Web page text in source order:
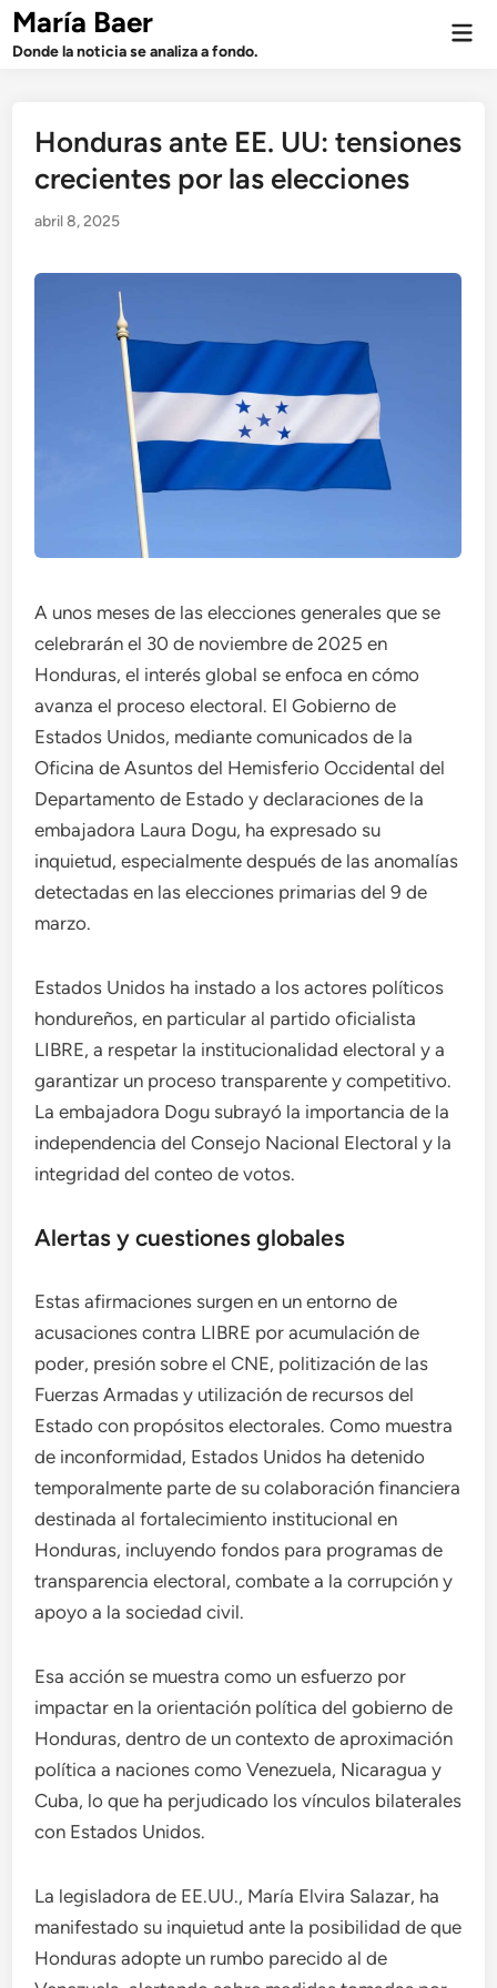
Saltar
contenido
María Baer
Donde la noticia se analiza a fondo.
Honduras ante EE. UU: tensiones
crecientes por las elecciones
abril 8, 2025
A unos meses de las elecciones generales que se
celebrarán el 30 de noviembre de 2025 en
Honduras, el interés global se enfoca en cómo
avanza el proceso electoral. El Gobierno de
Estados Unidos, mediante comunicados de la
Oficina de Asuntos del Hemisferio Occidental del
Departamento de Estado y declaraciones de la
embajadora Laura Dogu, ha expresado su
inquietud, especialmente después de las anomalías
detectadas en las elecciones primarias del 9 de
marzo.
Estados Unidos ha instado a los actores políticos
hondureños, en particular al partido oficialista
LIBRE, a respetar la institucionalidad electoral y a
garantizar un proceso transparente y competitivo.
La embajadora Dogu subrayó la importancia de la
independencia del Consejo Nacional Electoral y la
integridad del conteo de votos.
Alertas y cuestiones globales
Estas afirmaciones surgen en un entorno de
acusaciones contra LIBRE por acumulación de
poder, presión sobre el CNE, politización de las
Fuerzas Armadas y utilización de recursos del
Estado con propósitos electorales. Como muestra
de inconformidad, Estados Unidos ha detenido
temporalmente parte de su colaboración financiera
destinada al fortalecimiento institucional en
Honduras, incluyendo fondos para programas de
transparencia electoral, combate a la corrupción y
apoyo a la sociedad civil.
Esa acción se muestra como un esfuerzo por
impactar en la orientación política del gobierno de
Honduras, dentro de un contexto de aproximación
política a naciones como Venezuela, Nicaragua y
Cuba, lo que ha perjudicado los vínculos bilaterales
con Estados Unidos.
La legisladora de EE.UU., María Elvira Salazar, ha
manifestado su inquietud ante la posibilidad de que
Honduras adopte un rumbo parecido al de